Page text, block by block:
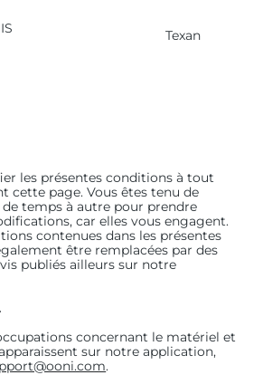
Texan
les présentes conditions à tout
cette page. Vous êtes tenu de
temps à autre pour prendre
car elles vous engagent.
contenues dans les présentes
être remplacées par des
publiés ailleurs sur notre
concernant le matériel et
sur notre application,
.